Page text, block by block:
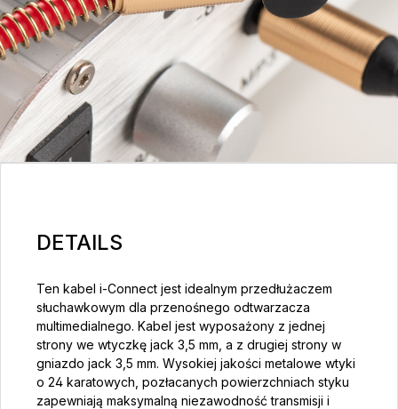
DETAILS
Ten kabel i-Connect jest idealnym przedłużaczem
słuchawkowym dla przenośnego odtwarzacza
multimedialnego. Kabel jest wyposażony z jednej
strony we wtyczkę jack 3,5 mm, a z drugiej strony w
gniazdo jack 3,5 mm. Wysokiej jakości metalowe wtyki
o 24 karatowych, pozłacanych powierzchniach styku
zapewniają maksymalną niezawodność transmisji i